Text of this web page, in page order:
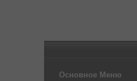
Основное Меню